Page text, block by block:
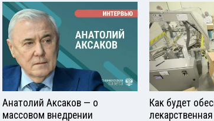
Анатолий Аксаков — о
массовом внедрении
Как будет